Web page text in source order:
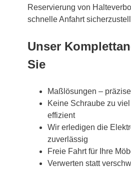
Reservierung von
schnelle Anfahrt
Unser
Sie
Maßlösungen –
Keine Schraube zu
effizient
Wir erledigen die
zuverlässig
Freie Fahrt für Ihre
Verwerten statt